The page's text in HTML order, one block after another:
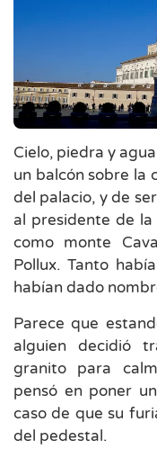
Cielo, piedra y
un balcón sobre la
del palacio, y de
al presidente de la
como monte
Pollux. Tanto
habían dado
Parece que
alguien decidió
granito para
pensó en poner
caso de que su
del pedestal.